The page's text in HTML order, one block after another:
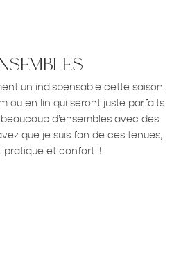
un indispensable cette saison.
ou en lin qui seront juste parfaits
d’ensembles avec des
que je suis fan de ces tenues,
pratique et confort !!